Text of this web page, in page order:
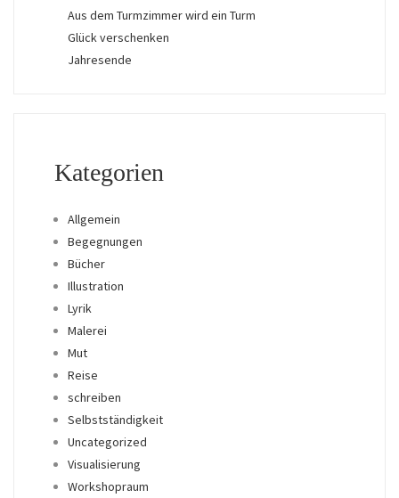
Aus dem Turmzimmer wird ein Turm
Glück verschenken
Jahresende
Kategorien
Allgemein
Begegnungen
Bücher
Illustration
Lyrik
Malerei
Mut
Reise
schreiben
Selbstständigkeit
Uncategorized
Visualisierung
Workshopraum